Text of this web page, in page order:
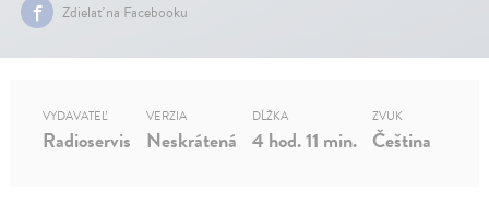
Zdielať na Facebooku
VYDAVATEĽ
Radioservis
VERZIA
Neskrátená
DĹŽKA
4 hod. 11 min.
ZVUK
Čeština